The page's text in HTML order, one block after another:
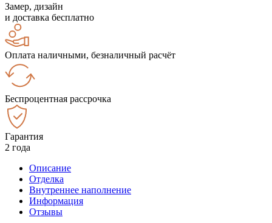
Замер, дизайн
и доставка бесплатно
Оплата наличными, безналичный расчёт
Беспроцентная рассрочка
Гарантия
2 года
Описание
Отделка
Внутреннее наполнение
Информация
Отзывы